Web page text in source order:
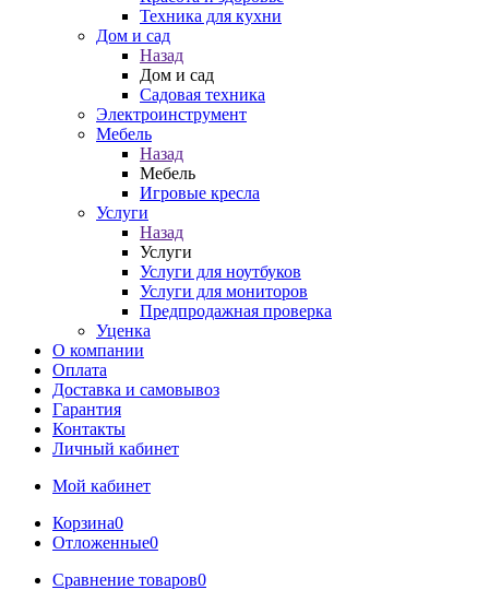
Техника для кухни
Дом и сад
Назад
Дом и сад
Садовая техника
Электроинструмент
Мебель
Назад
Мебель
Игровые кресла
Услуги
Назад
Услуги
Услуги для ноутбуков
Услуги для мониторов
Предпродажная проверка
Уценка
О компании
Оплата
Доставка и самовывоз
Гарантия
Контакты
Личный кабинет
Мой кабинет
Корзина0
Отложенные0
Сравнение товаров0